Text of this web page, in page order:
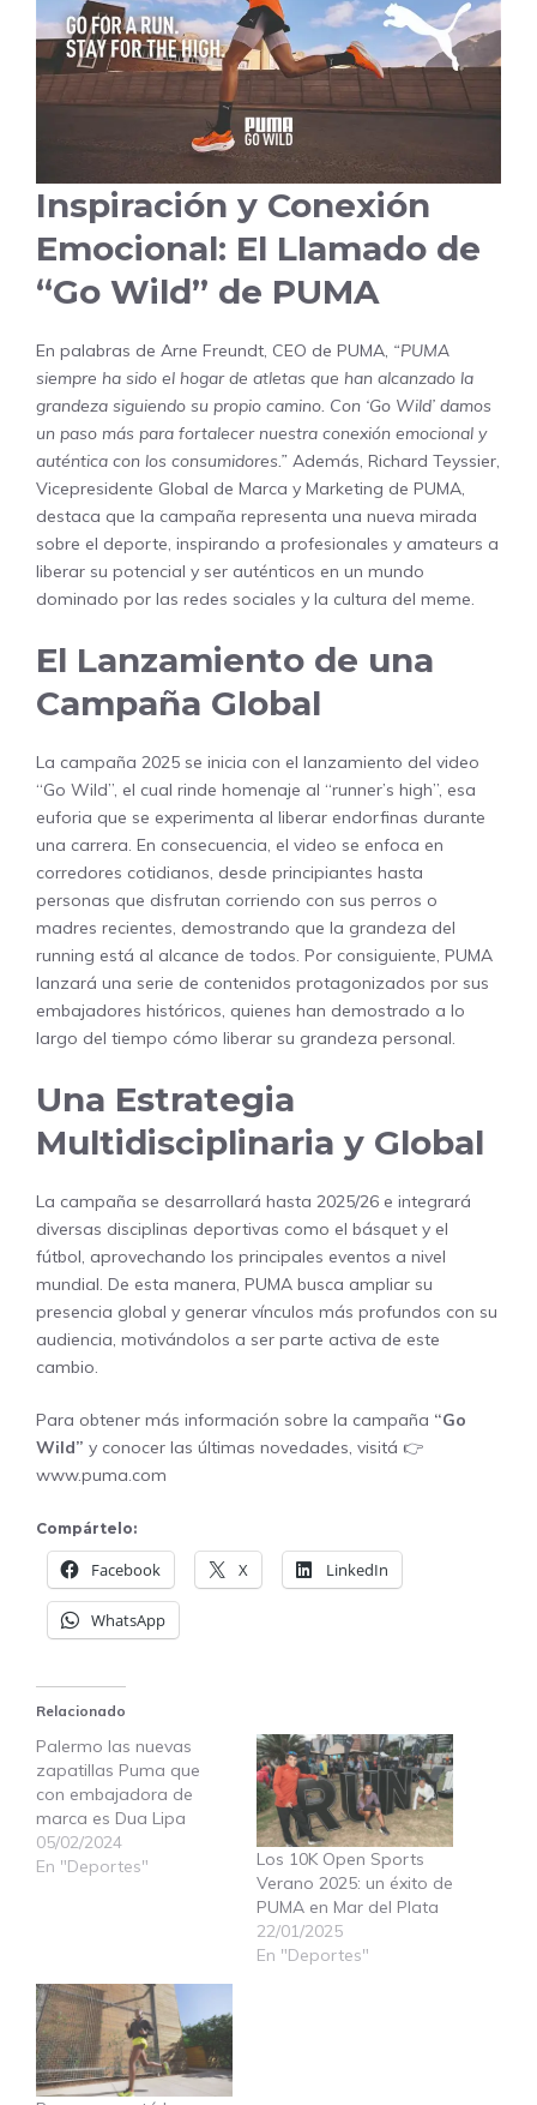
Inspiración y Conexión
Emocional: El Llamado de
“Go Wild” de PUMA
En palabras de Arne Freundt, CEO de PUMA, “PUMA
siempre ha sido el hogar de atletas que han alcanzado la
grandeza siguiendo su propio camino. Con ‘Go Wild’ damos
un paso más para fortalecer nuestra conexión emocional y
auténtica con los consumidores.” Además, Richard Teyssier,
Vicepresidente Global de Marca y Marketing de PUMA,
destaca que la campaña representa una nueva mirada
sobre el deporte, inspirando a profesionales y amateurs a
liberar su potencial y ser auténticos en un mundo
dominado por las redes sociales y la cultura del meme.
El Lanzamiento de una
Campaña Global
La campaña 2025 se inicia con el lanzamiento del video
“Go Wild”, el cual rinde homenaje al “runner’s high”, esa
euforia que se experimenta al liberar endorfinas durante
una carrera. En consecuencia, el video se enfoca en
corredores cotidianos, desde principiantes hasta
personas que disfrutan corriendo con sus perros o
madres recientes, demostrando que la grandeza del
running está al alcance de todos. Por consiguiente, PUMA
lanzará una serie de contenidos protagonizados por sus
embajadores históricos, quienes han demostrado a lo
largo del tiempo cómo liberar su grandeza personal.
Una Estrategia
Multidisciplinaria y Global
La campaña se desarrollará hasta 2025/26 e integrará
diversas disciplinas deportivas como el básquet y el
fútbol, aprovechando los principales eventos a nivel
mundial. De esta manera, PUMA busca ampliar su
presencia global y generar vínculos más profundos con su
audiencia, motivándolos a ser parte activa de este
cambio.
Para obtener más información sobre la campaña “Go
Wild” y conocer las últimas novedades, visitá 👉
www.puma.com
Compártelo:
Facebook X LinkedIn
WhatsApp
Relacionado
Palermo las nuevas
zapatillas Puma que
con embajadora de
marca es Dua Lipa
05/02/2024
En "Deportes"
Los 10K Open Sports
Verano 2025: un éxito de
PUMA en Mar del Plata
22/01/2025
En "Deportes"